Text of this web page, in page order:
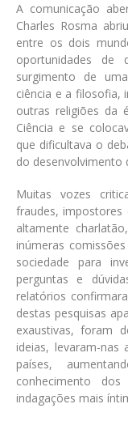
A comunicação
Charles Rosma
entre os dois
oportunidades de
surgimento de
ciência e a filosofia,
outras religiões da
Ciência e se
que dificultava o
do desenvolvimento
Muitas vozes
fraudes,
altamente
inúmeras
sociedade para
perguntas e
relatórios
destas pesquisas
exaustivas, foram
ideias, levaram-
países,
conhecimento
indagações mais